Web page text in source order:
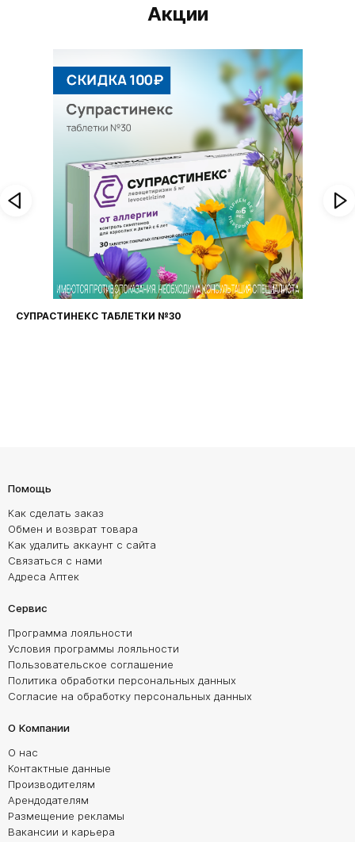
Акции
ФАРИНГОСЕПТ ТАБЛЕТКИ №20
Помощь
Как сделать заказ
Обмен и возврат товара
Как удалить аккаунт с сайта
Связаться с нами
Адреса Аптек
Сервис
Программа лояльности
Условия программы лояльности
Пользовательское соглашение
Политика обработки персональных данных
Согласие на обработку персональных данных
О Компании
О нас
Контактные данные
Производителям
Арендодателям
Размещение рекламы
Вакансии и карьера